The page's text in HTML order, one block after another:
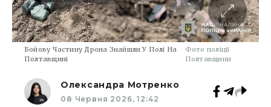
Бойову Частину Дрона Знайшли У Полі На
Полтавщині
Фото поліції
Полтавщини
Олександра Мотренко
08 Червня 2026, 12:42